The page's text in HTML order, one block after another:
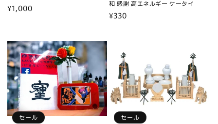
通
格
¥1,000
和 感謝 高エネルギー ケータイ
通
¥330
セール セール